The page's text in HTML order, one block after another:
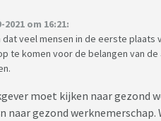
om 16:21:
veel mensen in de eerste plaats
te komen voor de belangen van
moet kijken naar gezond
naar gezond